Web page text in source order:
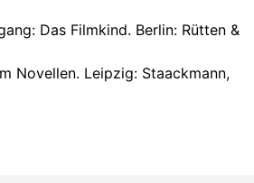
Das Filmkind. Berlin: Rütten &
Novellen. Leipzig: Staackmann,